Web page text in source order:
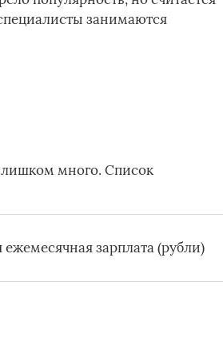
занимаются
много. Список
зарплата (рубли)